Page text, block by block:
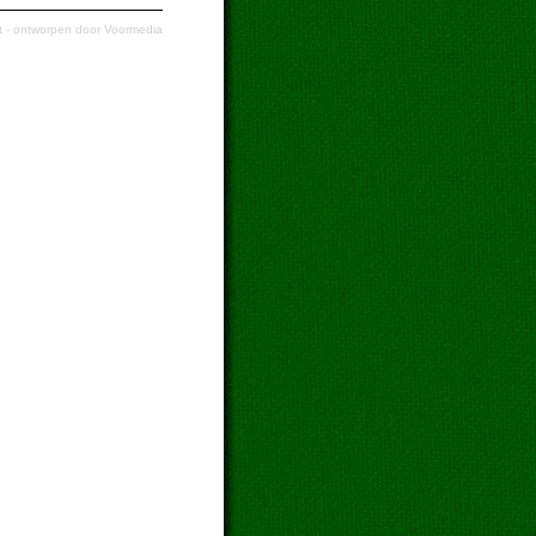
- ontworpen door Voormedia